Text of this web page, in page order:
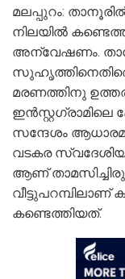
മലപ്പുറം:
നിലയിൽ
അന്വേഷണം.
സുഹൃത്തിനെതിരെ
മരണത്തിനു
ഇൻസ്റ്റഗ്രാമിലെ
സന്ദേശം
വടകര
ആണ്
വീട്ടുപറമ്പിലാണ്
കണ്ടെത്തിയത്.